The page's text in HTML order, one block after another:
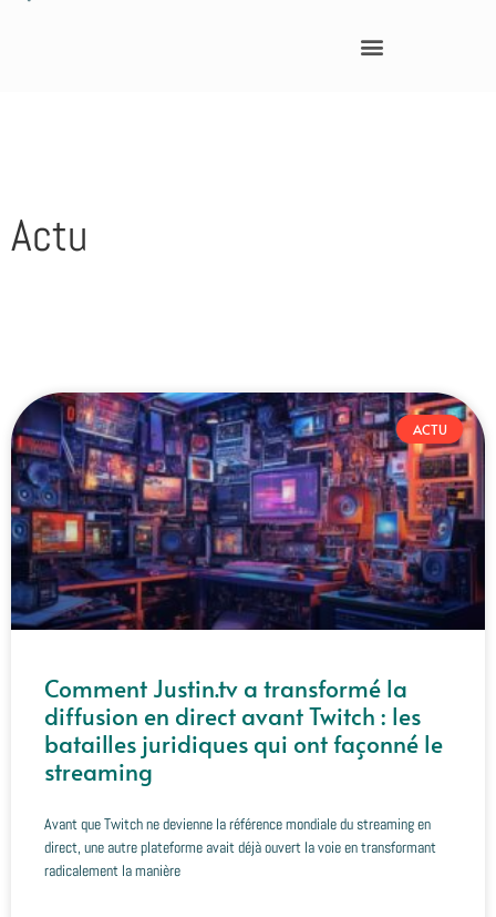
Actu
ACTU
Comment Justin.tv a transformé la
diffusion en direct avant Twitch : les
batailles juridiques qui ont façonné le
streaming
Avant que Twitch ne devienne la référence mondiale du streaming en
direct, une autre plateforme avait déjà ouvert la voie en transformant
radicalement la manière